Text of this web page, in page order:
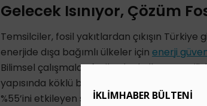
Gelecek Isınıyor, Çözüm
Temsilciler, fosil yakıtlardan çıkışın
enerjide dışa bağımlı ülkeler için enerji
Bilimsel çalışmalar, fosil yakıt kullanımına
yapısında köklü bir dönüşüm
%55’ini etkileyen sıcak-kurak iklim